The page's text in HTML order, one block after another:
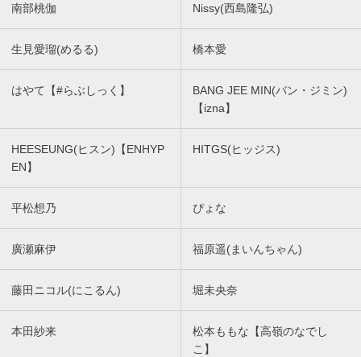
南部桃伽 Nissy(西島隆弘)
生見愛瑠(めるる) 橋本愛
はやて【#らぶしっく】
BANG JEE MIN(バン・ジミン)
【izna】
HEESEUNG(ヒスン)【ENHYP
EN】
HITGS(ヒッジス)
平松想乃 ぴょな
廣瀬麻伊 福原遥(まいんちゃん)
藤田ニコル(にこるん) 堀未央奈
本田紗来
松本ももな【高嶺のなでし
こ】